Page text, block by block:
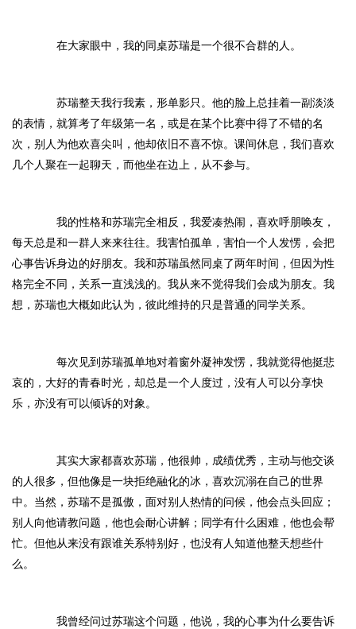
在大家眼中，我的同桌苏瑞是一个很不合群的人。
苏瑞整天我行我素，形单影只。他的脸上总挂着一副淡淡
的表情，就算考了年级第一名，或是在某个比赛中得了不错的名
次，别人为他欢喜尖叫，他却依旧不喜不惊。课间休息，我们喜欢
几个人聚在一起聊天，而他坐在边上，从不参与。
我的性格和苏瑞完全相反，我爱凑热闹，喜欢呼朋唤友，
每天总是和一群人来来往往。我害怕孤单，害怕一个人发愣，会把
心事告诉身边的好朋友。我和苏瑞虽然同桌了两年时间，但因为性
格完全不同，关系一直浅浅的。我从来不觉得我们会成为朋友。我
想，苏瑞也大概如此认为，彼此维持的只是普通的同学关系。
每次见到苏瑞孤单地对着窗外凝神发愣，我就觉得他挺悲
哀的，大好的青春时光，却总是一个人度过，没有人可以分享快
乐，亦没有可以倾诉的对象。
其实大家都喜欢苏瑞，他很帅，成绩优秀，主动与他交谈
的人很多，但他像是一块拒绝融化的冰，喜欢沉溺在自己的世界
中。当然，苏瑞不是孤傲，面对别人热情的问候，他会点头回应；
别人向他请教问题，他也会耐心讲解；同学有什么困难，他也会帮
忙。但他从来没有跟谁关系特别好，也没有人知道他整天想些什
么。
我曾经问过苏瑞这个问题，他说，我的心事为什么要告诉